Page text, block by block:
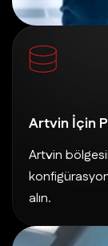
Artvin İçin
Artvin
alın.